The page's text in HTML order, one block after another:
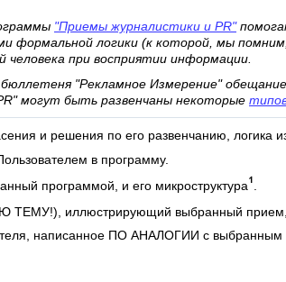
"Приемы журналистики и PR"
логики (к которой, мы помним,
человека при восприятии информации.
"Рекламное Измерение"
могут быть развенчаны некоторые
и решения по его развенчанию, логика
в программу.
программой, и его микроструктура
иллюстрирующий выбранный прием, и
написанное ПО АНАЛОГИИ с выбранным